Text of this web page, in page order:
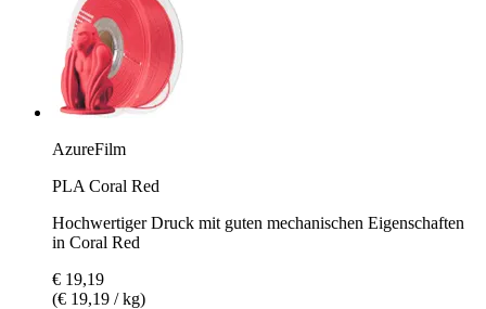
AzureFilm
PLA Coral Red
Hochwertiger Druck mit guten mechanischen Eigenschaften
in Coral Red
€ 19,19
(€ 19,19 / kg)